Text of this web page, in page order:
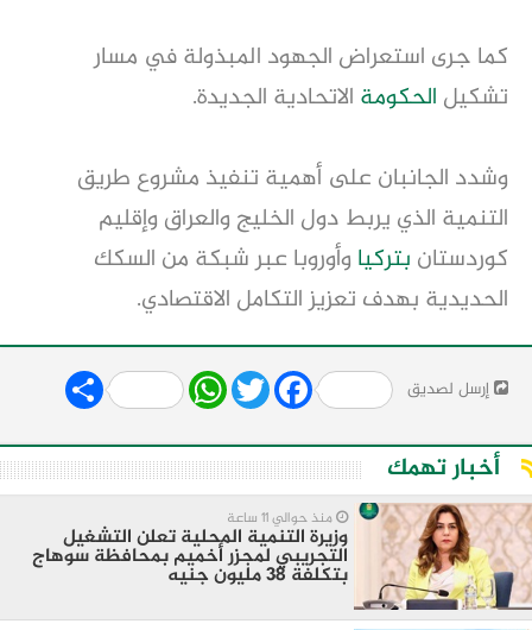
كما جرى استعراض الجهود المبذولة في مسار
تشكيل الحكومة الاتحادية الجديدة.
وشدد الجانبان على أهمية تنفيذ مشروع طريق
التنمية الذي يربط دول الخليج والعراق وإقليم
كوردستان بتركيا وأوروبا عبر شبكة من السكك
الحديدية بهدف تعزيز التكامل الاقتصادي.
إرسل لصديق Share WhatsApp
Twitter Facebook
أخبار تهمك
منذ حوالي 11 ساعة
وزيرة التنمية المحلية تعلن التشغيل
التجريبي لمجزر أخميم بمحافظة سوهاج
بتكلفة 38 مليون جنيه